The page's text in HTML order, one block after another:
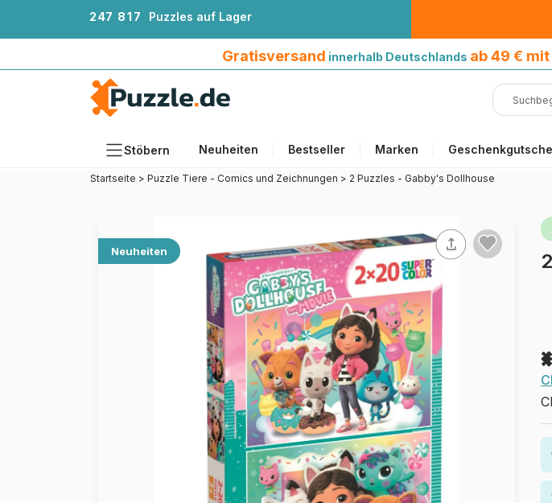
247 81 7 Puzzles auf Lager
Gratisversand innerhalb Deutschlands ab 49 € mit
Stöbern Neuheiten Bestseller Marken
Format
Künstlerinnen und Künstler
Malen nach Zahlen
Startseite > Puzzle Tiere - Comics und Zeichnungen > 2 Puzzles - Gabby's Dollhouse
Neuheiten